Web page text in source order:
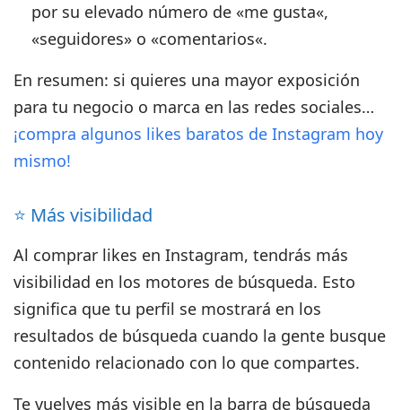
por su elevado número de «me gusta«,
«seguidores» o «comentarios«.
En resumen: si quieres una mayor exposición
para tu negocio o marca en las redes sociales…
¡compra algunos likes baratos de Instagram hoy
mismo!
⭐️ Más visibilidad
Al comprar likes en Instagram, tendrás más
visibilidad en los motores de búsqueda. Esto
significa que tu perfil se mostrará en los
resultados de búsqueda cuando la gente busque
contenido relacionado con lo que compartes.
Te vuelves más visible en la barra de búsqueda